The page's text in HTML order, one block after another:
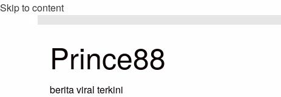
Skip to content
Prince88
berita viral terkini